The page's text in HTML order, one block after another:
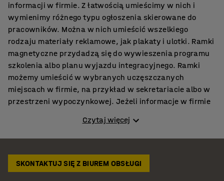
informacji w firmie. Z łatwością umieścimy w nich i
wymienimy różnego typu ogłoszenia skierowane do
pracowników. Można w nich umieścić wszelkiego
rodzaju materiały reklamowe, jak plakaty i ulotki. Ramki
magnetyczne przydadzą się do wywieszenia programu
szkolenia albo planu wyjazdu integracyjnego. Ramki
możemy umieścić w wybranych uczęszczanych
miejscach w firmie, na przykład w sekretariacie albo w
przestrzeni wypoczynkowej. Jeżeli informacje w firmie
nieocenioną pomocą. Można w nich na przykład
umieścić listę obecności albo grafik pracy na dany
miejscach takich jak sklepy, w urzędach, w szkołach, w
miejscach publicznych oraz w domach. W sklepach w
Czytaj więcej
SKONTAKTUJ SIĘ Z BIUREM OBSŁUGI